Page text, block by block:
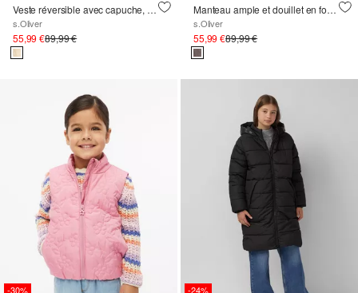
Veste réversible avec capuche, motif animalier et fausse fourrure
s.Oliver
55,99 €89,99 €
Manteau ample et douillet en fourrure
s.Oliver
55,99 €89,99 €
-30% -24%